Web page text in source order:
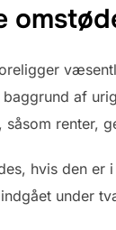
af
renter,
hvis den
under